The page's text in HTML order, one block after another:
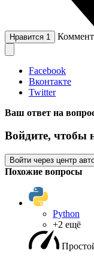
Нравится 1
Facebook
Вконтакте
Twitter
Ваш ответ на
Войдите, чтобы
Войти через центр
Похожие вопросы
Python
+2 ещё